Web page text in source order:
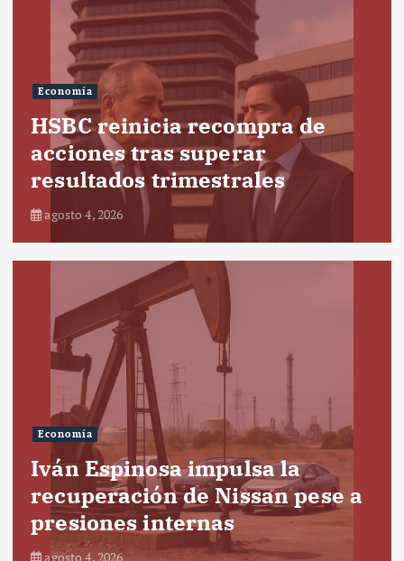
Economía
HSBC reinicia recompra de
acciones tras superar
resultados trimestrales
agosto 4, 2026
Economía
Iván Espinosa impulsa la
recuperación de Nissan pese a
presiones internas
agosto 4, 2026